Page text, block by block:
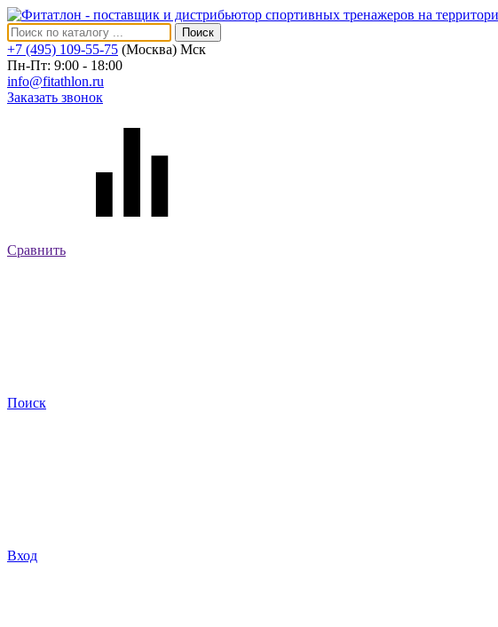
Поиск
+7 (495) 109-55-75 (Москва) Мск
Пн-Пт: 9:00 - 18:00
info@fitathlon.ru
Заказать звонок
Сравнить
Поиск
Вход